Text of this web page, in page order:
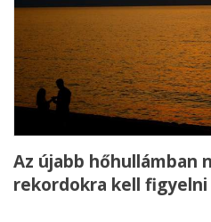
Az újabb hőhullámban
rekordokra kell figyelni